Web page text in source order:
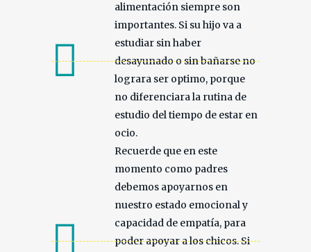
alimentación siempre son
importantes. Si su hijo va a
estudiar sin haber
desayunado o sin bañarse no
lograra ser optimo, porque
no diferenciara la rutina de
estudio del tiempo de estar en
ocio.
Recuerde que en este
momento como padres
debemos apoyarnos en
nuestro estado emocional y
capacidad de empatía, para
poder apoyar a los chicos. Si